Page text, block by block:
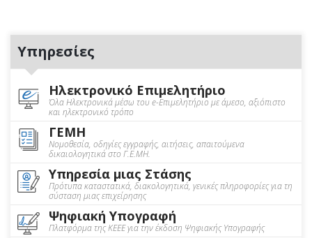
Υπηρεσίες
Ηλεκτρονικό Επιμελητήριο
Όλα Ηλεκτρονικά μέσω του e-Επιμελητήριο με άμεσο, αξιόπιστο
και ηλεκτρονικό τρόπο
ΓΕΜΗ
Νομοθεσία, οδηγίες εγγραφής, αιτήσεις, απαιτούμενα
δικαιολογητικά στο Γ.Ε.ΜΗ.
Υπηρεσία μιας Στάσης
Πρότυπα καταστατικά, διακολογητικά, γενικές πληροφορίες για τη
σύσταση μιας επιχείρησης
Ψηφιακή Υπογραφή
Πλατφόρμα της ΚΕΕΕ για την έκδοση Ψηφιακής Υπογραφής